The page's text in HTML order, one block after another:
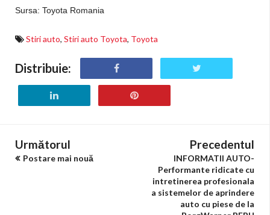
Sursa: Toyota Romania
Stiri auto, Stiri auto Toyota, Toyota
Distribuie:
Următorul
Postare mai nouă
Precedentul
INFORMATII AUTO-
Performante ridicate cu
intretinerea profesionala
a sistemelor de aprindere
auto cu piese de la